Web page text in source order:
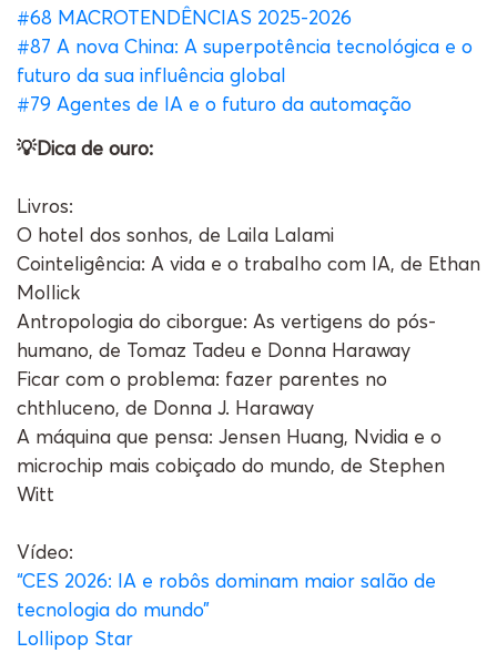
#68 MACROTENDÊNCIAS 2025-2026
#87 A nova China: A superpotência tecnológica e o
futuro da sua influência global
#79 Agentes de IA e o futuro da automação
💡Dica de ouro:
Livros:
O hotel dos sonhos, de Laila Lalami
Cointeligência: A vida e o trabalho com IA, de Ethan
Mollick
Antropologia do ciborgue: As vertigens do pós-
humano, de Tomaz Tadeu e Donna Haraway
Ficar com o problema: fazer parentes no
chthluceno, de Donna J. Haraway
A máquina que pensa: Jensen Huang, Nvidia e o
microchip mais cobiçado do mundo, de Stephen
Witt
Vídeo:
“CES 2026: IA e robôs dominam maior salão de
tecnologia do mundo”
Lollipop Star